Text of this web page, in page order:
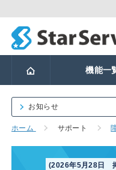
機能一
お知らせ
ホーム サポート
(2026年5月28日